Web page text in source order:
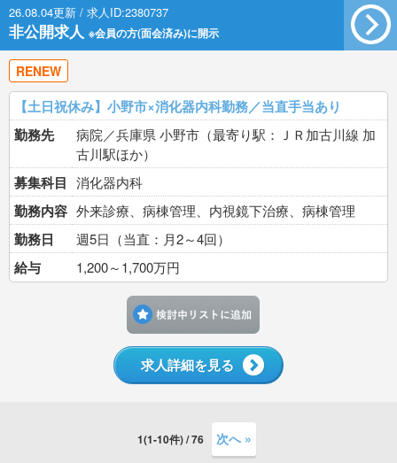
26.08.04更新 / 求人ID:2380737
非公開求人 ※会員の方(面会済み)に開示
RENEW
【土日祝休み】小野市×消化器内科勤務／当直手当あり
勤務先
病院／兵庫県 小野市（最寄り駅：ＪＲ加古川線 加
古川駅ほか）
募集科目 消化器内科
勤務内容 外来診療、病棟管理、内視鏡下治療、病棟管理
勤務日 週5日（当直：月2～4回）
給与 1,200～1,700万円
求人詳細を見る
1(1-10件) / 76 次へ »